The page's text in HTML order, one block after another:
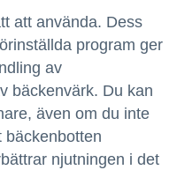
att använda. Dess
program ger
av
bäckenvärk. Du kan
även om du inte
bäckenbotten
njutningen i det